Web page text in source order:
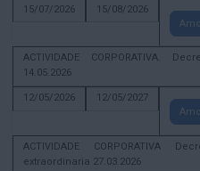
15/07/2026
15/08/2026
ACTIVIDADE CORPORATIVA.
14.05.2026
12/05/2026
12/05/2027
ACTIVIDADE CORPORATIVA
extraordinaria 27.03.2026